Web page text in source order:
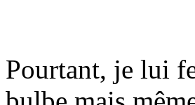
Pourtant, je lui